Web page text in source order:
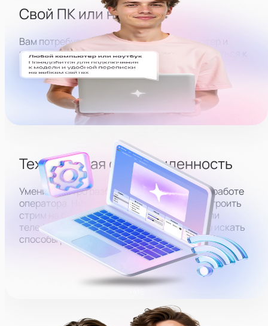
Свой ПК или ноутбук
Вам потребуется место, где есть компьютер и
интернет, позволяющие удалённо подключиться к
ПК модели и зайти на вебкам-сайты.
Техническая осведомленность
Умение быстро разбираться в ПК — плюс в работе
оператора. Нужно будет понимать, как настроить
стрим на сайте, подключить веб-камеру или
телефон, а в случае проблем уметь быстро искать
способы решения.